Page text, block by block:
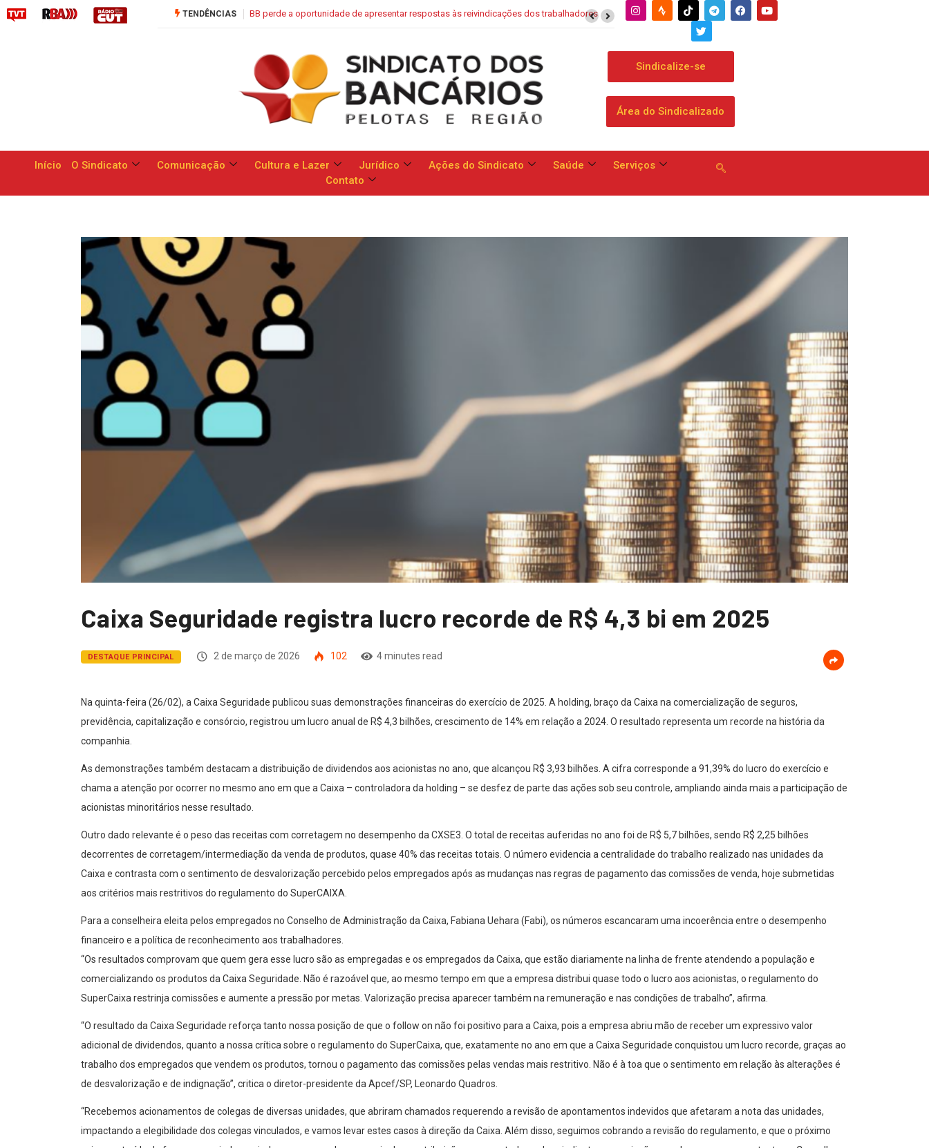
TENDÊNCIAS
BB perde a oportunidade de apresentar respostas às reivindicações dos trabalhadores Saúde Caixa: Banco apresenta proposta que chega a dobrar mensalidade
Sindicalize-se
Área do Sindicalizado
Início O Sindicato Comunicação Cultura e Lazer Jurídico Ações do Sindicato Saúde
Serviços
Contato
Caixa Seguridade registra lucro recorde de R$ 4,3 bi em 2025
DESTAQUE PRINCIPAL 2 de março de 2026 102 4 minutes read
Na quinta-feira (26/02), a Caixa Seguridade publicou suas demonstrações financeiras do exercício de 2025. A holding, braço da Caixa na comercialização de seguros,
previdência, capitalização e consórcio, registrou um lucro anual de R$ 4,3 bilhões, crescimento de 14% em relação a 2024. O resultado representa um recorde na história da
companhia.
As demonstrações também destacam a distribuição de dividendos aos acionistas no ano, que alcançou R$ 3,93 bilhões. A cifra corresponde a 91,39% do lucro do exercício e
chama a atenção por ocorrer no mesmo ano em que a Caixa – controladora da holding – se desfez de parte das ações sob seu controle, ampliando ainda mais a participação de
acionistas minoritários nesse resultado.
Outro dado relevante é o peso das receitas com corretagem no desempenho da CXSE3. O total de receitas auferidas no ano foi de R$ 5,7 bilhões, sendo R$ 2,25 bilhões
decorrentes de corretagem/intermediação da venda de produtos, quase 40% das receitas totais. O número evidencia a centralidade do trabalho realizado nas unidades da
Caixa e contrasta com o sentimento de desvalorização percebido pelos empregados após as mudanças nas regras de pagamento das comissões de venda, hoje submetidas
aos critérios mais restritivos do regulamento do SuperCAIXA.
Para a conselheira eleita pelos empregados no Conselho de Administração da Caixa, Fabiana Uehara (Fabi), os números escancaram uma incoerência entre o desempenho
financeiro e a política de reconhecimento aos trabalhadores.
“Os resultados comprovam que quem gera esse lucro são as empregadas e os empregados da Caixa, que estão diariamente na linha de frente atendendo a população e
comercializando os produtos da Caixa Seguridade. Não é razoável que, ao mesmo tempo em que a empresa distribui quase todo o lucro aos acionistas, o regulamento do
SuperCaixa restrinja comissões e aumente a pressão por metas. Valorização precisa aparecer também na remuneração e nas condições de trabalho”, afirma.
“O resultado da Caixa Seguridade reforça tanto nossa posição de que o follow on não foi positivo para a Caixa, pois a empresa abriu mão de receber um expressivo valor
adicional de dividendos, quanto a nossa crítica sobre o regulamento do SuperCaixa, que, exatamente no ano em que a Caixa Seguridade conquistou um lucro recorde, graças ao
trabalho dos empregados que vendem os produtos, tornou o pagamento das comissões pelas vendas mais restritivo. Não é à toa que o sentimento em relação às alterações é
de desvalorização e de indignação”, critica o diretor-presidente da Apcef/SP, Leonardo Quadros.
“Recebemos acionamentos de colegas de diversas unidades, que abriram chamados requerendo a revisão de apontamentos indevidos que afetaram a nota das unidades,
impactando a elegibilidade dos colegas vinculados, e vamos levar estes casos à direção da Caixa. Além disso, seguimos cobrando a revisão do regulamento, e que o próximo